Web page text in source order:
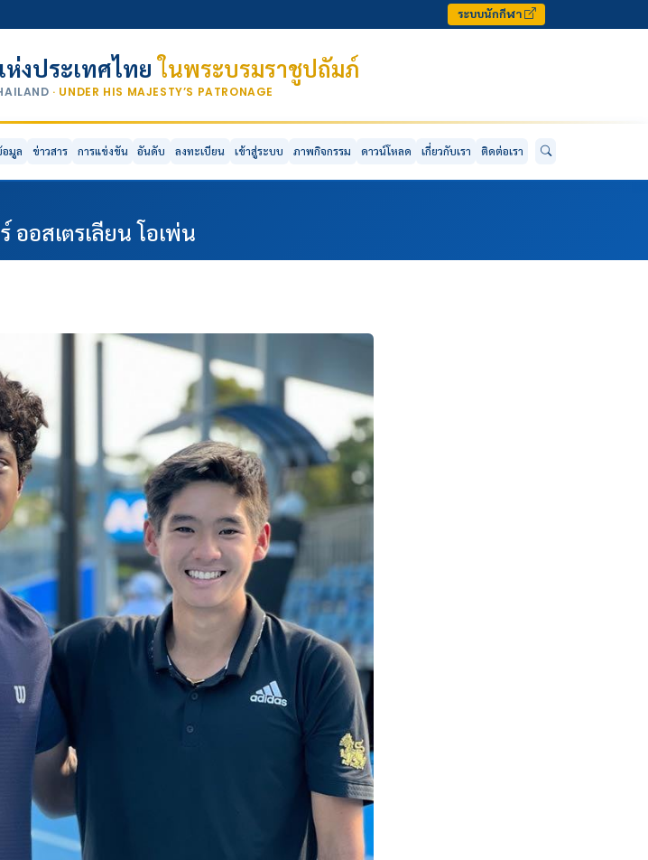
ระบบนักกีฬา
งประเทศไทยในพระบรมราชูปถัมภ์
· UNDER HIS MAJESTY’S PATRONAGE
มูล ข่าวสาร การแข่งขัน อันดับ ลงทะเบียน เข้าสู่ระบบ ภาพกิจกรรม ดาวน์โหลด เกี่ยวกับเรา ติดต่อเรา
อสเตรเลียน โอเพ่น